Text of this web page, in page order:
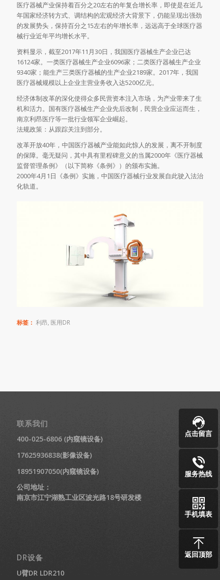
医疗器械产业保持着百分之20左右的年复合增长率，即使是在近几
年国家经济转方式、调结构的宏观经济大背景下，仍能呈现出强劲
的发展势头，保持百分之15左右的年增长率，远远高于全球医疗器
械行业近年平均增长水平。
资料显示，截至2017年11月30日，我国医疗器械生产企业已达
16124家。一类医疗器械生产企业6096家；二类医疗器械生产企业
9340家；能生产三类医疗器械的生产企业2189家。2017年，我国
医疗器械规模以上企业主营业务收入达5200亿元。
经济体制改革的深化使得众多民营资本注入市场，为产业带来了生
机和活力。国有医疗器械生产企业先后改制，民营企业应运而生，
南京利昂医疗等一批行业领军企业崛起。
法规政策：从跟踪关注到部分。
改革开放40年，中国医疗器械产业能如此惊人的发展，离不开制度
的保障。毫无疑问，其中具有里程碑意义的当属2000年《医疗器械
监督管理条例》（以下简称《条例》）的颁布实施。
2000年4月1日《条例》实施，中国医疗器械行业发展自此驶入法治
化轨道。
标签： 利昂 医用DR
联系我们
400-025-6806 (内窥镜设备)
17625936838(影像设备)
18951907050(内窥镜设备)
公司地址：
南京市江宁湖熟工业区波光路18号研发楼
DR设备
U臂DR LDR210
点击留言
服务热线
手机填表
返回顶部